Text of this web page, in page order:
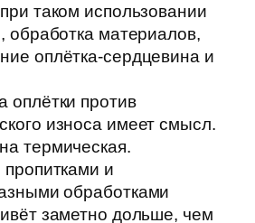
таком использовании
обработка материалов,
оплётка-сердцевина и
оплётки против
износа имеет смысл.
термическая.
пропитками и
обработками
заметно дольше, чем